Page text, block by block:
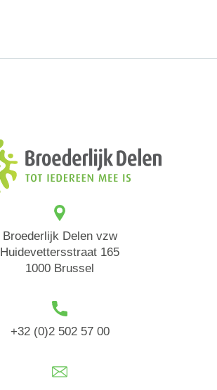
Broederlijk Delen vzw
Huidevettersstraat 165
1000 Brussel
+32 (0)2 502 57 00